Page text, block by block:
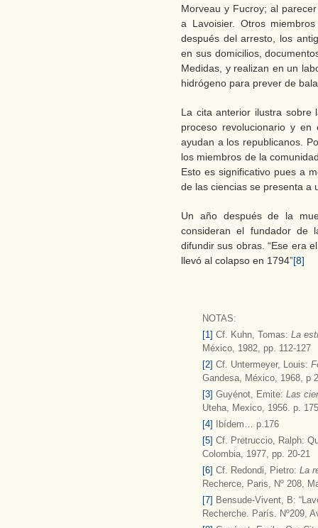
Morveau y Fucroy; al
a Lavoisier. Otros
después del arresto, los
en sus domicilios,
Medidas, y realizan en un
hidrógeno para prever de
La cita anterior ilustra sobre
proceso revolucionario y en
ayudan a los republicanos.
los miembros de la
Esto es significativo pues a
de las ciencias se presenta a
Un año después de la
consideran el fundador de
difundir sus obras. “Ese era
llevó al colapso en 1794”[8]
NOTAS:
[1] Cf. Kuhn, Tomas: La
México, 1982, pp. 112-127
[2] Cf. Untermeyer, Louis:
Gandesa, México, 1968, p
[3] Guyénot, Emite: Las
Uteha, Mexico, 1956. p. 175
[4]
Ibídem… p.176
[5] Cf. Pretruccio, Ralph:
Colombia, 1977, pp. 20-21
[6] Cf. Redondi, Pietro: La
Recherce, Paris, Nº 208,
[7] Bensude-Vivent, B:
Recherche. París. Nº209,